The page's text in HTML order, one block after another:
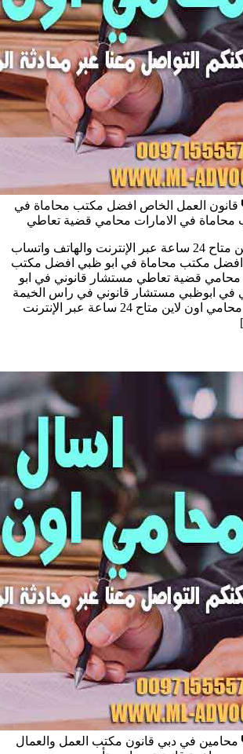
قانون العمل الخاص افضل مكتب محاماة في
محاماة في الامارات محامي قضية تعاطي
اسال محامي اون لاين متاح 24 ساعة عبر الإنترنت والهاتف واتساب
افضل مكتب محاماة في ابو ظبي افضل مكتب
محامي قضية تعاطي مستشار قانوني في ابو
في ابوظبي مستشار قانوني في راس الخيمة
مكتب محاماة اسال محامي اون لاين متاح 24 ساعة عبر الإنترنت
محامين في دبي قانون مكتب العمل والعمال